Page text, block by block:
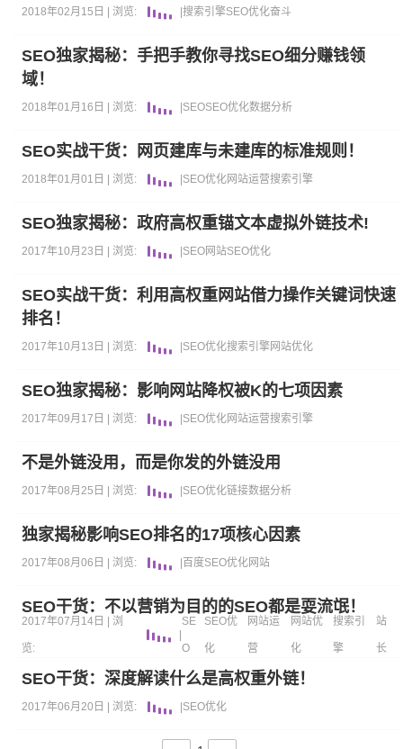
2018年02月15日 | 浏览: |搜索引擎SEO优化奋斗
SEO独家揭秘：手把手教你寻找SEO细分赚钱领
域！
2018年01月16日 | 浏览: SEOSEO优化数据分析
SEO实战干货：网页建库与未建库的标准规则！
2018年01月01日 | 浏览: SEO优化网站运营搜索引擎
SEO独家揭秘：政府高权重锚文本虚拟外链技术!
2017年10月23日 | 浏览: SEO网站SEO优化
SEO实战干货：利用高权重网站借力操作关键词快速
排名！
2017年10月13日 | 浏览: SEO优化搜索引擎 网站优化
SEO独家揭秘：影响网站降权被K的七项因素
2017年09月17日 | 浏览: SEO优化网站运营搜索引擎
不是外链没用，而是你发的外链没用
2017年08月25日 | 浏览: SEO优化链接数据分析
独家揭秘影响SEO排名的17项核心因素
2017年08月06日 | 浏览: 百度SEO优化网站
SEO干货：不以营销为目的的SEO都是耍流氓！
2017年07月14日 | 浏
览:
SE
O
SEO优
化
网站运
营
网站优
化
搜索引
擎
站
长
SEO干货：深度解读什么是高权重外链！
2017年06月20日 | 浏览: SEO优化